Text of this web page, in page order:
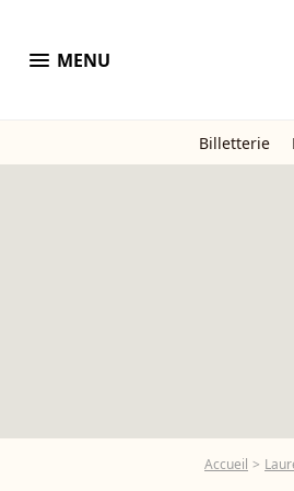
menu MENU
Billetterie
Accueil